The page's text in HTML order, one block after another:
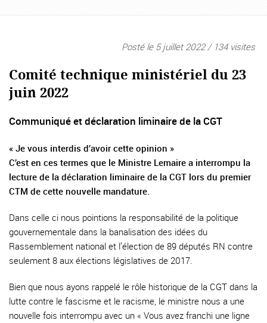
Posté le 5 juillet 2022 / 134 visites
Comité technique ministériel du 23
juin 2022
Communiqué et déclaration liminaire de la CGT
« Je vous interdis d’avoir cette opinion »
C’est en ces termes que le Ministre Lemaire a interrompu la
lecture de la déclaration liminaire de la CGT lors du premier
CTM de cette nouvelle mandature.
Dans celle ci nous pointions la responsabilité de la politique
gouvernementale dans la banalisation des idées du
Rassemblement national et l’élection de 89 députés RN contre
seulement 8 aux élections législatives de 2017.
Bien que nous ayons rappelé le rôle historique de la CGT dans la
lutte contre le fascisme et le racisme, le ministre nous a une
nouvelle fois interrompu avec un « Vous avez franchi une ligne